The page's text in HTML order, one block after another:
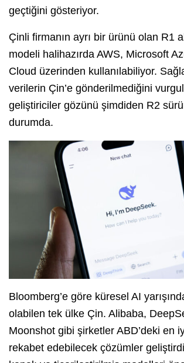
geçtiğini gösteriyor.
Çinli firmanın ayrı bir ürünü olan R1
modeli halihazırda AWS, Microsoft
Cloud üzerinden kullanılabiliyor.
verilerin Çin’e gönderilmediğini
geliştiriciler gözünü şimdiden R2
durumda.
Bloomberg’e göre küresel AI
olabilen tek ülke Çin. Alibaba,
Moonshot gibi şirketler ABD’deki en
rekabet edebilecek çözümler